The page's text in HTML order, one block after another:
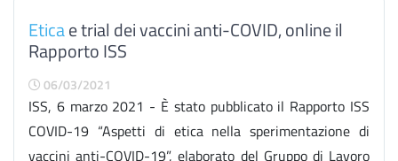
Eticae trial dei vaccini anti-COVID, online il
Rapporto ISS
06/03/2021
ISS, 6 marzo 2021 - È stato pubblicato il Rapporto ISS
COVID-19 “Aspetti di etica nella sperimentazione di
vaccini anti-COVID-19”, elaborato del Gruppo di Lavoro